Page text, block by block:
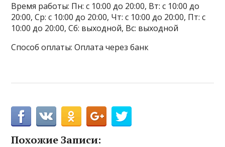
Время работы: Пн: с 10:00 до 20:00, Вт: с 10:00 до
20:00, Ср: с 10:00 до 20:00, Чт: с 10:00 до 20:00, Пт: с
10:00 до 20:00, Сб: выходной, Вс: выходной
Способ оплаты: Оплата через банк
Похожие Записи: